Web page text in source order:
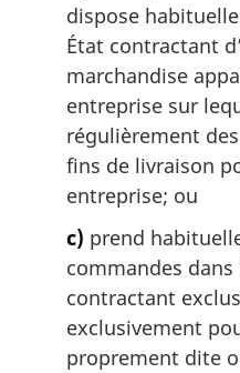
dispose
État contractant
marchandise
entreprise sur
régulièrement
fins de livraison
entreprise; ou
c) prend
commandes
contractant
exclusivement
proprement dite